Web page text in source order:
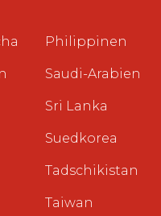
Philippinen
Saudi-Arabien
Sri Lanka
Suedkorea
Tadschikistan
Taiwan